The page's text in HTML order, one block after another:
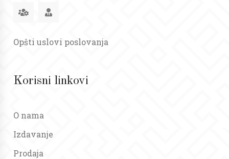
Opšti uslovi poslovanja
Korisni linkovi
O nama
Izdavanje
Prodaja